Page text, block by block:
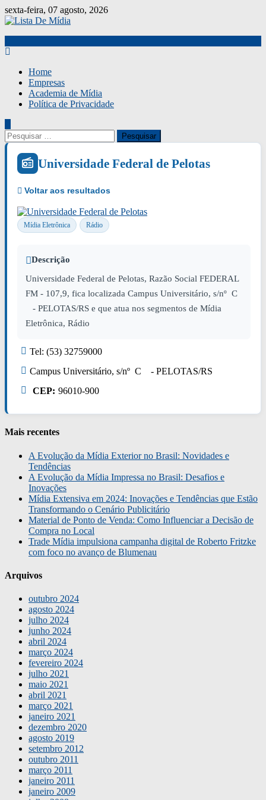
Skip
to
sexta-feira, 07 agosto, 2026
Home
Empresas
Academia de Mídia
Política de Privacidade
Pesquisar
por:
Universidade Federal de Pelotas
Mídia Eletrônica Rádio
Descrição
Universidade Federal de Pelotas, Razão Social FEDERAL
FM - 107,9, fica localizada Campus Universitário, s/nº C
- PELOTAS/RS e que atua nos segmentos de Mídia
Eletrônica, Rádio
Tel: (53) 32759000
Campus Universitário, s/nº C - PELOTAS/RS
CEP: 96010-900
Mais recentes
A Evolução da Mídia Exterior no Brasil: Novidades e
Tendências
A Evolução da Mídia Impressa no Brasil: Desafios e
Inovações
Mídia Extensiva em 2024: Inovações e Tendências que Estão
Transformando o Cenário Publicitário
Material de Ponto de Venda: Como Influenciar a Decisão de
Compra no Local
Trade Mídia impulsiona campanha digital de Roberto Fritzke
com foco no avanço de Blumenau
Arquivos
outubro 2024
agosto 2024
julho 2024
junho 2024
abril 2024
março 2024
fevereiro 2024
julho 2021
maio 2021
abril 2021
março 2021
janeiro 2021
dezembro 2020
agosto 2019
setembro 2012
outubro 2011
março 2011
janeiro 2011
janeiro 2009